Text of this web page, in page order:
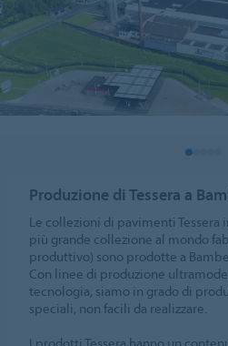
Produzione di Tessera a
Le collezioni di pavimenti Tessera
più grande collezione al mondo
produttivo) sono prodotte a
Con linee di produzione
tecnologia, siamo in grado di
speciali, non facili da realizzare.